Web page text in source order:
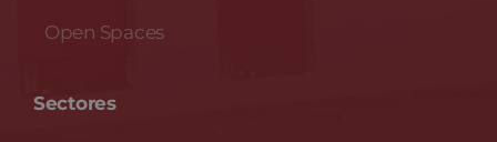
Open Spaces
Sectores